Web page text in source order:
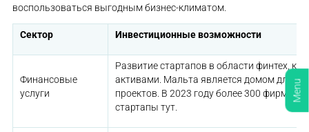
воспользоваться выгодным бизнес-климатом.
Сектор Инвестиционные возможности
Финансовые
услуги
Развитие стартапов в области финтех,
активами. Мальта является домом для
проектов. В 2023 году более 300 фирм
стартапы тут.
Menu